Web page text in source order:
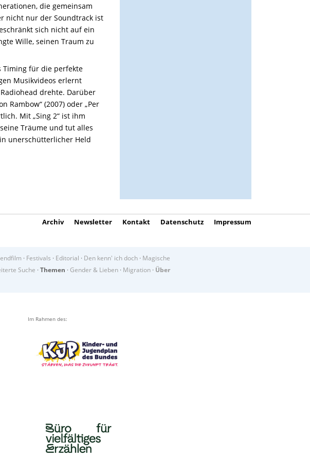
die gemeinsam
nicht nur der Soundtrack ist
sich nicht auf ein
Wille, seinen Traum zu
Timing für die perfekte
Musikvideos erlernt
drehte. Darüber
Rambow“ (2007) oder „Per
Mit „Sing 2“ ist ihm
Träume und tut alles
unerschütterlicher Held
Archiv Newsletter Kontakt Datenschutz Impressum
· Festivals · Editorial · Den kenn' ich doch · Magische
Suche · Themen · Gender & Lieben· Migration· Über
Im Rahmen des: